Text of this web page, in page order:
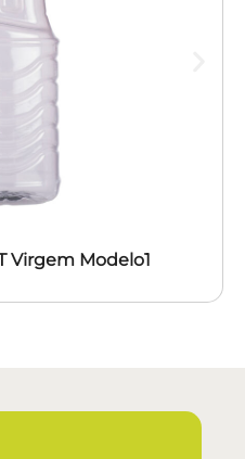
Virgem Modelo1